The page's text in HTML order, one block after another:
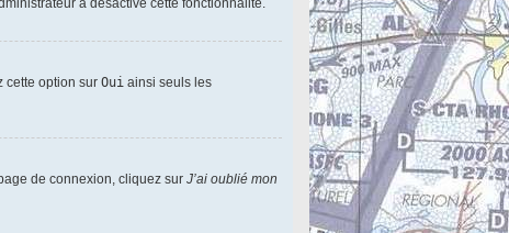
a désactivé cette fonctionnalité.
cette option sur Oui ainsi seuls les
de connexion, cliquez sur J’ai oublié mon